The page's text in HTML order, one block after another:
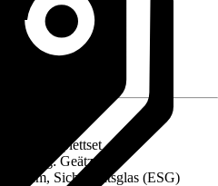
Komplettset
:Geätzt
Sicherheitsglas (ESG)